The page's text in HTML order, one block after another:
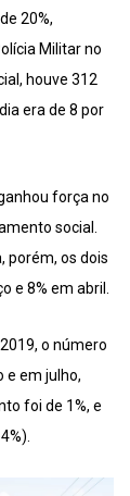
20%,
Militar no
houve 312
era de 8 por
força no
social.
porém, os dois
e 8% em abril.
o número
e em julho,
foi de 1%, e